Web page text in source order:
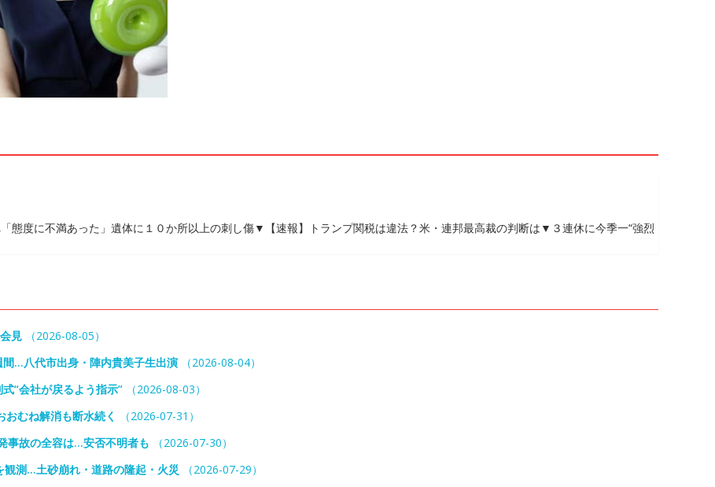
態度に不満あった」遺体に１０か所以上の刺し傷▼【速報】トランプ関税は違法？米・連邦最高裁の判断は▼３連休に今季一“強烈
見 （2026-08-05）
…八代市出身・陣内貴美子生出演 （2026-08-04）
“会社が戻るよう指示” （2026-08-03）
むね解消も断水続く
（2026-07-31）
事故の全容は…安否不明者も （2026-07-30）
測…土砂崩れ・道路の隆起・火災
（2026-07-29）